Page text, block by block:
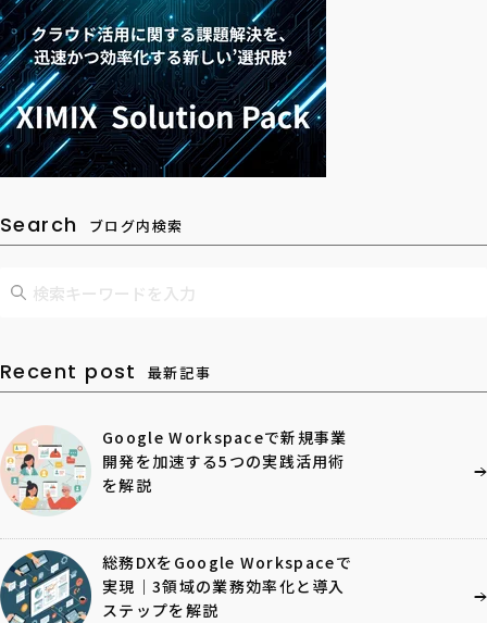
Search ブログ内検索
Recent post 最新記事
Google Workspaceで新規事業
開発を加速する5つの実践活用術
を解説
総務DXをGoogle Workspaceで
実現｜3領域の業務効率化と導入
ステップを解説